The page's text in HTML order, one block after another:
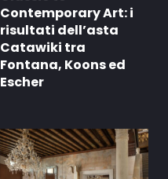
Contemporary Art: i
risultati dell’asta
Catawiki tra
Fontana, Koons ed
Escher